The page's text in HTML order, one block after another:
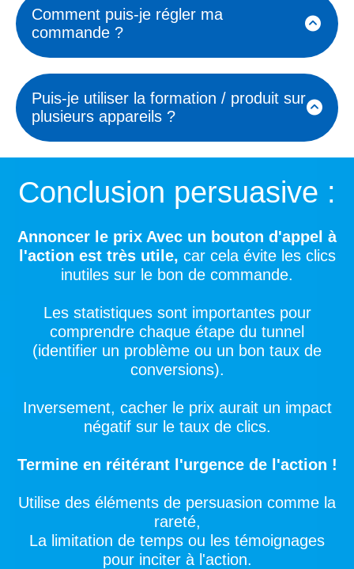
incluses.
Comment puis-je régler ma
commande ?
carte bancaire, PayPal, virement,
etc.
Sécurité des transactions.
Et si les paiements en plusieurs fois
organismes, Qualiopi, CPF ou
autres.
Puis-je utiliser la formation / produit sur
plusieurs appareils ?
accéder à la formation ou au produit
sur différents appareils (ordinateur,
téléphone, tablette).
Conclusion persuasive :
Annoncer le prix Avec un bouton d'appel à
l'action est très utile, car cela évite les clics
inutiles sur le bon de commande.
Les statistiques sont importantes pour
comprendre chaque étape du tunnel
(identifier un problème ou un bon taux de
conversions).
Inversement, cacher le prix aurait un impact
négatif sur le taux de clics.
Termine en réitérant l'urgence de l'action !
Utilise des éléments de persuasion comme la
rareté,
La limitation de temps ou les témoignages
pour inciter à l'action.